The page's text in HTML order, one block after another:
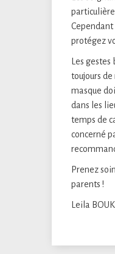
protégez
Les
toujours de
masque
dans les
temps de
concerné
Prenez
parents !
Leila